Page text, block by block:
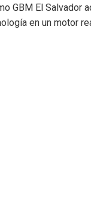
GBM El Salvador
en un motor